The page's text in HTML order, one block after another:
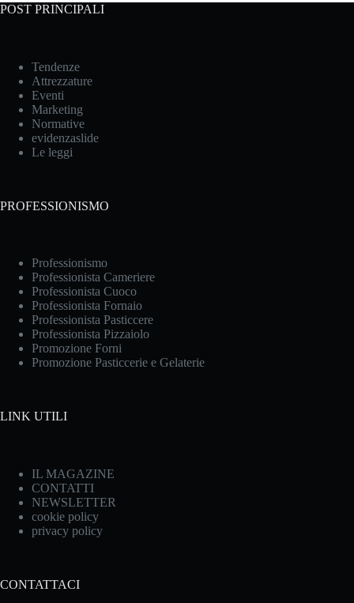
POST PRINCIPALI
Tendenze
Attrezzature
Eventi
Marketing
Normative
evidenzaslide
Le leggi
PROFESSIONISMO
Professionismo
Professionista Cameriere
Professionista Cuoco
Professionista Fornaio
Professionista Pasticcere
Professionista Pizzaiolo
Promozione Forni
Promozione Pasticcerie e Gelaterie
LINK UTILI
IL MAGAZINE
CONTATTI
NEWSLETTER
cookie policy
privacy policy
CONTATTACI